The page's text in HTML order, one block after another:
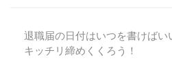
退職届の日付はいつを書けばい
キッチリ締めくくろう！